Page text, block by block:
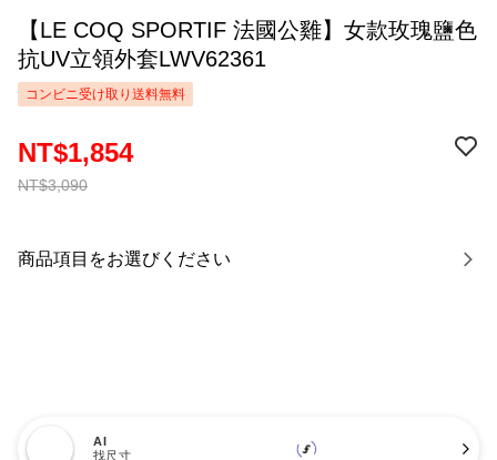
【LE COQ SPORTIF 法國公雞】女款玫瑰鹽色
抗UV立領外套LWV62361
コンビニ受け取り送料無料
NT$3,090
NT$1,854
商品項目をお選びください
AI
找尺寸